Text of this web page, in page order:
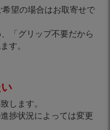
望の場合はお取寄せで
「グリップ不要だから
す。
します。
捗状況によっては変更